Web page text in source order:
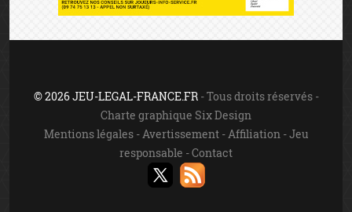
© 2026 JEU-LEGAL-FRANCE.FR- Tous droits réservés -
Charte graphique Six Design
Mentions légales- Avertissement- Affiliation -Jeu
responsable -Contact